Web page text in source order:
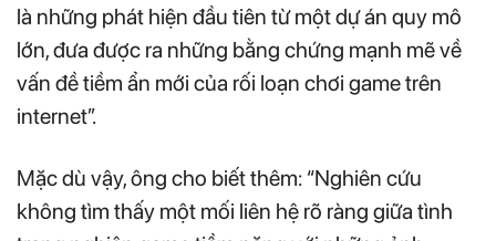
là những phát hiện đầu tiên từ một dự án quy mô
lớn, đưa được ra những bằng chứng mạnh mẽ về
vấn đề tiềm ẩn mới của rối loạn chơi game trên
internet”.
Mặc dù vậy, ông cho biết thêm: “Nghiên cứu
không tìm thấy một mối liên hệ rõ ràng giữa tình